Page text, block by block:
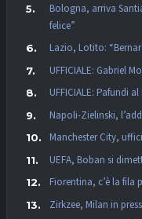
Bologna, arriva
felice”
Lazio, Lotito:
UFFICIALE: Gabriel
UFFICIALE: Pafundi
Napoli-Zielinski,
Manchester City,
UEFA, Boban si
Fiorentina, c’è la fila
Zirkzee, Milan in